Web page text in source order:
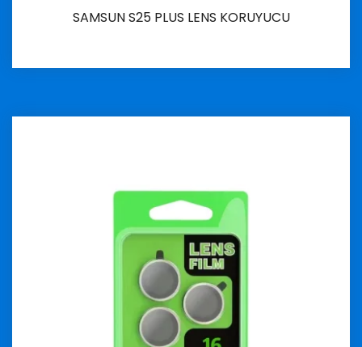
SAMSUN S25 PLUS LENS KORUYUCU